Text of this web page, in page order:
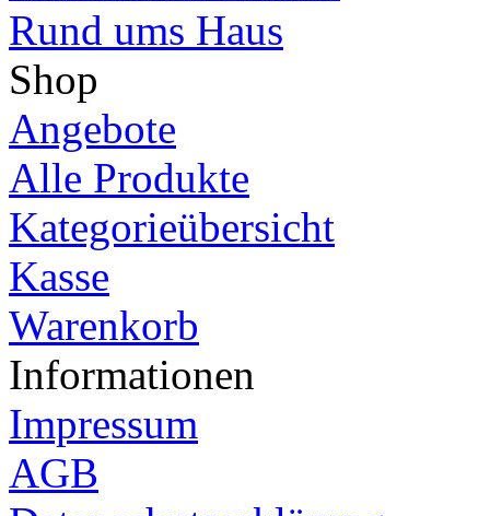
Rund ums Haus
Shop
Angebote
Alle Produkte
Kategorieübersicht
Kasse
Warenkorb
Informationen
Impressum
AGB